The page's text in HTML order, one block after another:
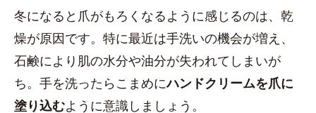
冬になると爪がもろくなるように感じるのは、乾
燥が原因です。特に最近は手洗いの機会が増え、
石鹸により肌の水分や油分が失われてしまいが
ち。手を洗ったらこまめにハンドクリームを爪に
塗り込むように意識しましょう。